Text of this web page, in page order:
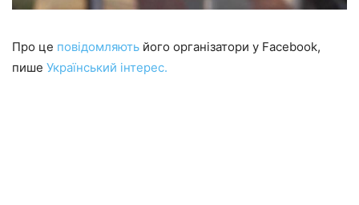
Про це повідомляють його організатори у Facebook,
пише Український інтерес.